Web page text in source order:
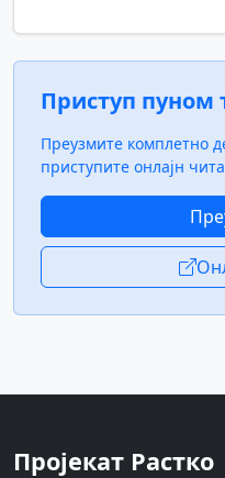
Приступ пуном
Преузмите комплетно
приступите онлајн
Пројекат Растко